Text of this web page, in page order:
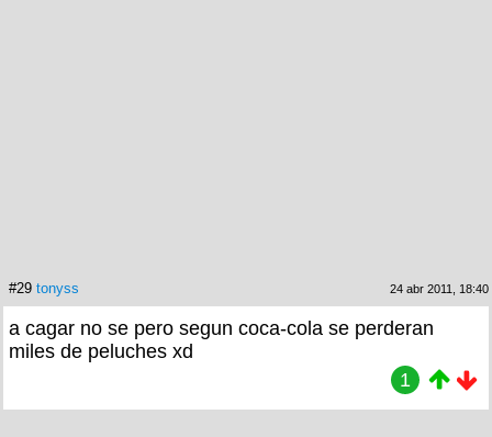
#29 tonyss 24 abr 2011, 18:40
a cagar no se pero segun coca-cola se perderan
miles de peluches xd
1